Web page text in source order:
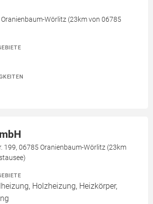
Wörlitz (23km von 06785
199, 06785 Oranienbaum-Wörlitz (23km
Holzheizung, Heizkörper,